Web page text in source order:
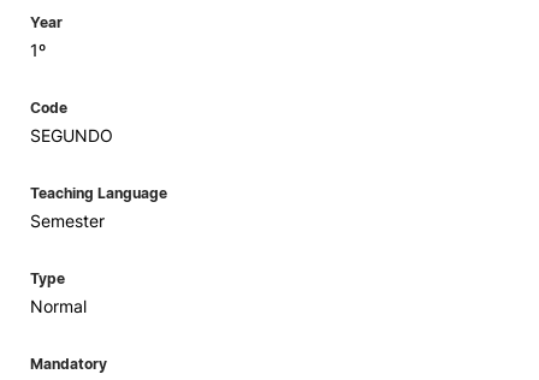
Year
1º
Code
SEGUNDO
Teaching Language
Semester
Type
Normal
Mandatory